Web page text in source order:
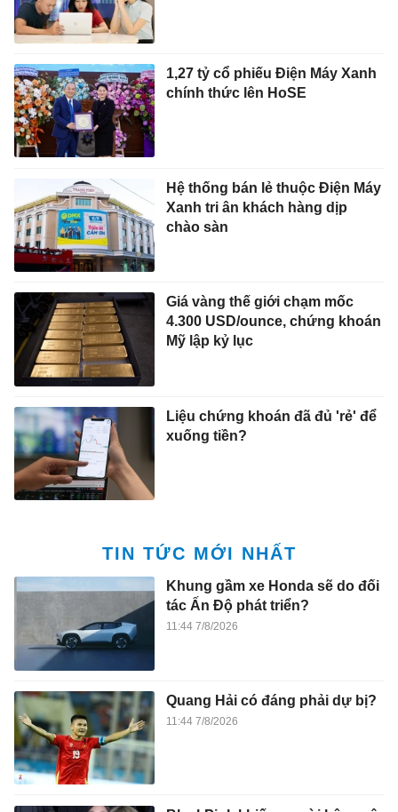
1,27 tỷ cổ phiếu Điện Máy Xanh
chính thức lên HoSE
Hệ thống bán lẻ thuộc Điện Máy
Xanh tri ân khách hàng dịp
chào sàn
Giá vàng thế giới chạm mốc
4.300 USD/ounce, chứng khoán
Mỹ lập kỷ lục
Liệu chứng khoán đã đủ 'rẻ' để
xuống tiền?
TIN TỨC MỚI NHẤT
Khung gầm xe Honda sẽ do đối
tác Ấn Độ phát triển?
11:44 7/8/2026
Quang Hải có đáng phải dự bị?
11:44 7/8/2026